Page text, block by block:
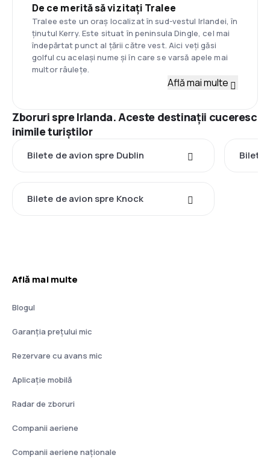
De ce merită să vizitați Tralee
Tralee este un oraș localizat în sud-vestul Irlandei, în
ținutul Kerry. Este situat în peninsula Dingle, cel mai
îndepărtat punct al țării către vest. Aici veți găsi
golful cu același nume și în care se varsă apele mai
multor râulețe.
Află mai multe
Zboruri spre Irlanda. Aceste destinații cuceresc
inimile turiștilor
Bilete de avion spre Dublin Bilete
Bilete de avion spre Knock
Află mai multe
Blogul
Garanția prețului mic
Rezervare cu avans mic
Aplicație mobilă
Radar de zboruri
Companii aeriene
Companii aeriene naţionale